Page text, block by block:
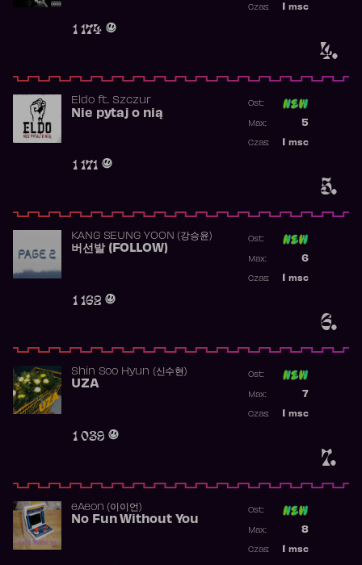
4.
1 174
msc
Czas:
5.
Eldoft. Szczur
Nie pytaj o nią
1 171
Ost:
5
Max:
msc
Czas:
6.
KANG SEUNG YOON (강승윤)
버선발 (FOLLOW)
1 162
Ost:
6
Max:
msc
Czas:
7.
Shin Soo Hyun (신수현)
UZA
1 039
Ost:
7
Max:
msc
Czas:
​eAeon (이이언)
No Fun Without You
Ost:
8
Max:
msc
Czas: